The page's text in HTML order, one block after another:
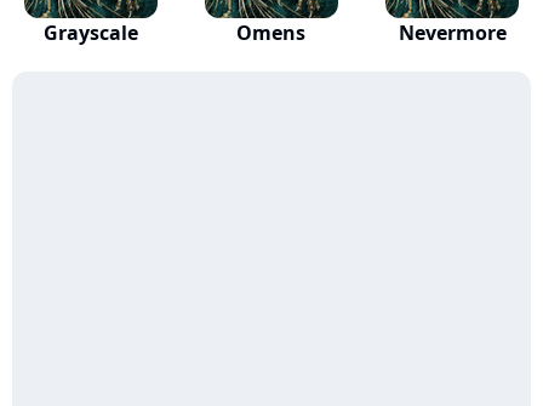
Grayscale Omens Nevermore